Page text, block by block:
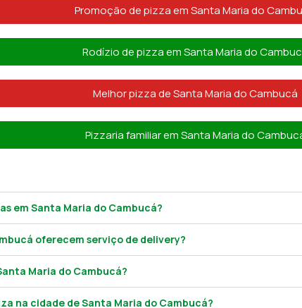
Promoção de pizza em Santa Maria do
Rodízio de pizza em Santa Maria do
Melhor pizza de Santa Maria do Cambucá
Pizzaria familiar em Santa Maria do
em Santa Maria do Cambucá?
oferecem serviço de delivery?
Maria do Cambucá?
na cidade de Santa Maria do Cambucá?